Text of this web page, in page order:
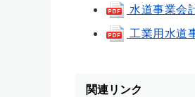
水道事業会
工業用水道
関連リンク